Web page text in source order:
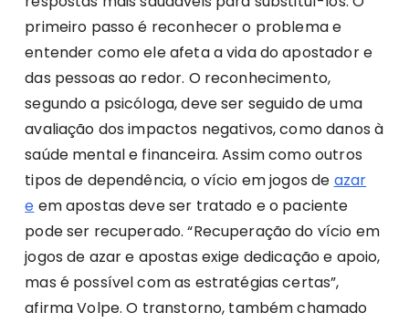
primeiro passo é reconhecer o problema e
entender como ele afeta a vida do apostador e
das pessoas ao redor. O reconhecimento,
segundo a psicóloga, deve ser seguido de uma
avaliação dos impactos negativos, como danos à
saúde mental e financeira. Assim como outros
tipos de dependência, o vício em jogos de azar
e em apostas deve ser tratado e o paciente
pode ser recuperado. “Recuperação do vício em
jogos de azar e apostas exige dedicação e apoio,
mas é possível com as estratégias certas”,
afirma Volpe. O transtorno, também chamado